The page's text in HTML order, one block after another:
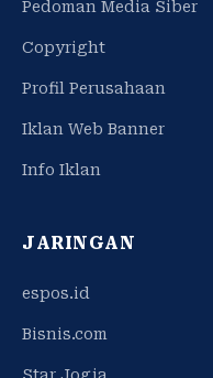
Pedoman Media Siber
Copyright
Profil Perusahaan
Iklan Web Banner
Info Iklan
JARINGAN
espos.id
Bisnis.com